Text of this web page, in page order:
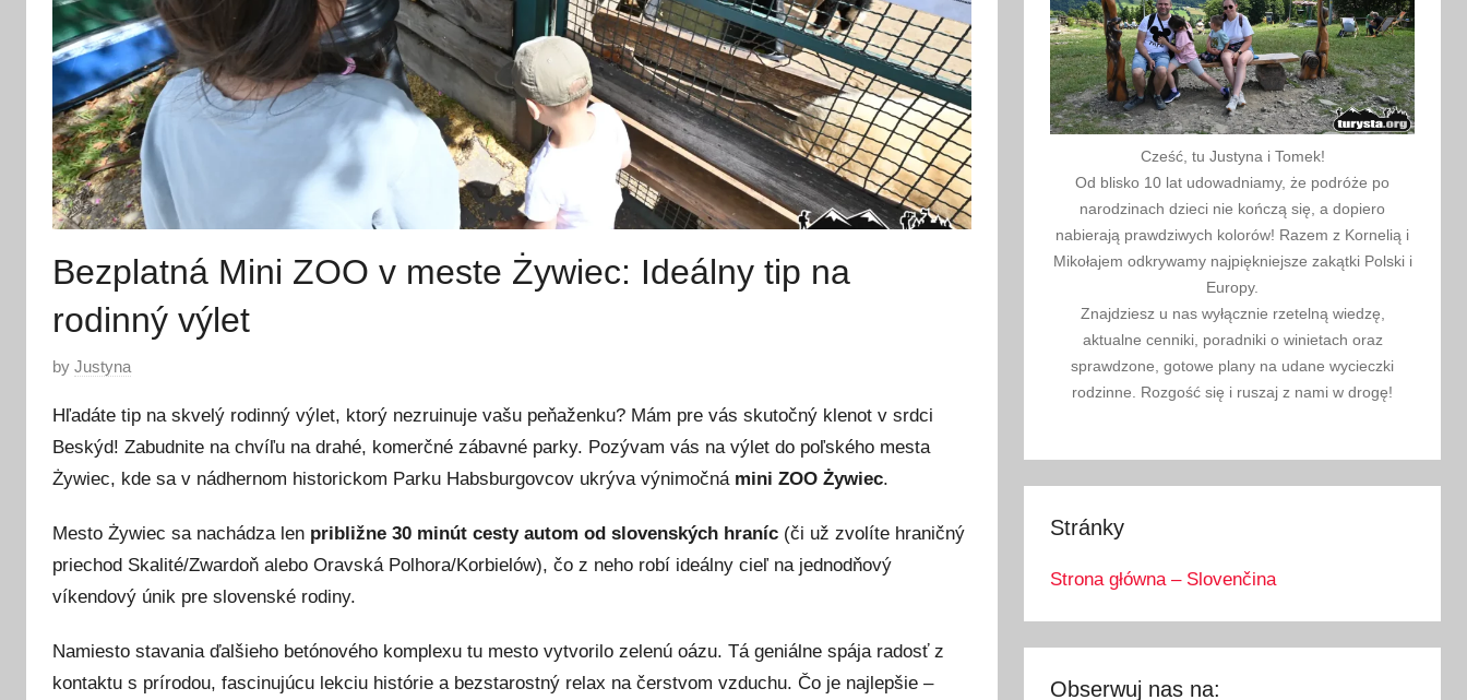
Bezplatná Mini ZOO v meste Żywiec: Ideálny tip na
rodinný výlet
P
s
t
e
o
n
1
m
á
by Justyna
Hľadáte tip na skvelý rodinný výlet, ktorý nezruinuje vašu peňaženku? Mám pre vás skutočný klenot v srdci
Beskýd! Zabudnite na chvíľu na drahé, komerčné zábavné parky. Pozývam vás na výlet do poľského mesta
Żywiec, kde sa v nádhernom historickom Parku Habsburgovcov ukrýva výnimočná mini ZOO Żywiec.
Mesto Żywiec sa nachádza len približne 30 minút cesty autom od slovenských hraníc (či už zvolíte hraničný
priechod Skalité/Zwardoň alebo Oravská Polhora/Korbielów), čo z neho robí ideálny cieľ na jednodňový
víkendový únik pre slovenské rodiny.
Namiesto stavania ďalšieho betónového komplexu tu mesto vytvorilo zelenú oázu. Tá geniálne spája radosť z
kontaktu s prírodou, fascinujúcu lekciu histórie a bezstarostný relax na čerstvom vzduchu. Čo je najlepšie –
Cześć, tu Justyna i Tomek!
Od blisko 10 lat udowadniamy, że podróże po
narodzinach dzieci nie kończą się, a dopiero
nabierają prawdziwych kolorów! Razem z Kornelią i
Mikołajem odkrywamy najpiękniejsze zakątki Polski i
Europy.
Znajdziesz u nas wyłącznie rzetelną wiedzę,
aktualne cenniki, poradniki o winietach oraz
sprawdzone, gotowe plany na udane wycieczki
rodzinne. Rozgość się i ruszaj z nami w drogę!
Stránky
Strona główna – Slovenčina
Obserwuj nas na: